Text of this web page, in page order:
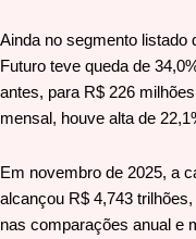
Ainda no segmento listado
Futuro teve queda de
antes, para R$ 226
mensal, houve alta de
Em novembro de 2025, a
alcançou R$ 4,743
nas comparações anual e